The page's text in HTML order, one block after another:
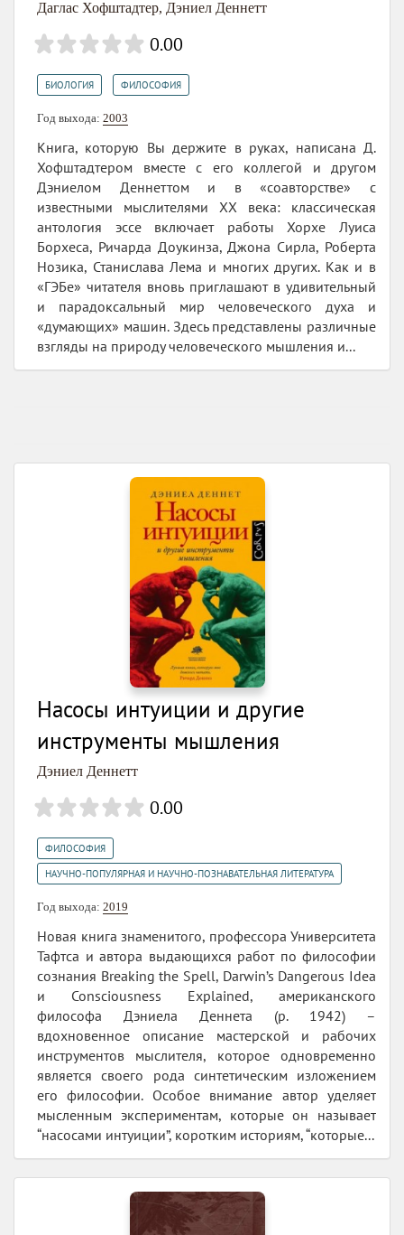
Даглас Хофштадтер, Дэниел Деннетт
0.00
БИОЛОГИЯ ФИЛОСОФИЯ
Год выхода: 2003
Книга, которую Вы держите в руках, написана Д.
Хофштадтером вместе с его коллегой и другом
Дэниелом Деннеттом и в «соавторстве» с
известными мыслителями XX века: классическая
антология эссе включает работы Хорхе Луиса
Борхеса, Ричарда Доукинза, Джона Сирла, Роберта
Нозика, Станислава Лема и многих других. Как и в
«ГЭБе» читателя вновь приглашают в удивительный
и парадоксальный мир человеческого духа и
«думающих» машин. Здесь представлены различные
взгляды на природу человеческого мышления и...
Насосы интуиции и другие
инструменты мышления
Дэниел Деннетт
0.00
ФИЛОСОФИЯ
НАУЧНО-ПОПУЛЯРНАЯ И НАУЧНО-ПОЗНАВАТЕЛЬНАЯ ЛИТЕРАТУРА
Год выхода: 2019
Новая книга знаменитого, профессора Университета
Тафтса и автора выдающихся работ по философии
сознания Breaking the Spell, Darwin’s Dangerous Idea
и Consciousness Explained, американского
философа Дэниела Деннета (р. 1942) –
вдохновенное описание мастерской и рабочих
инструментов мыслителя, которое одновременно
является своего рода синтетическим изложением
его философии. Особое внимание автор уделяет
мысленным экспериментам, которые он называет
“насосами интуиции”, коротким историям, “которые...